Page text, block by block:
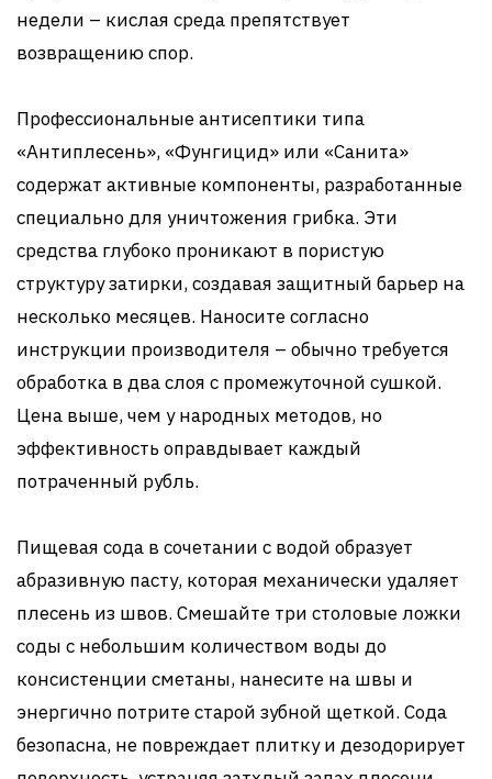
недели – кислая среда препятствует
возвращению спор.
Профессиональные антисептики типа
«Антиплесень», «Фунгицид» или «Санита»
содержат активные компоненты, разработанные
специально для уничтожения грибка. Эти
средства глубоко проникают в пористую
структуру затирки, создавая защитный барьер на
несколько месяцев. Наносите согласно
инструкции производителя – обычно требуется
обработка в два слоя с промежуточной сушкой.
Цена выше, чем у народных методов, но
эффективность оправдывает каждый
потраченный рубль.
Пищевая сода в сочетании с водой образует
абразивную пасту, которая механически удаляет
плесень из швов. Смешайте три столовые ложки
соды с небольшим количеством воды до
консистенции сметаны, нанесите на швы и
энергично потрите старой зубной щеткой. Сода
безопасна, не повреждает плитку и дезодорирует